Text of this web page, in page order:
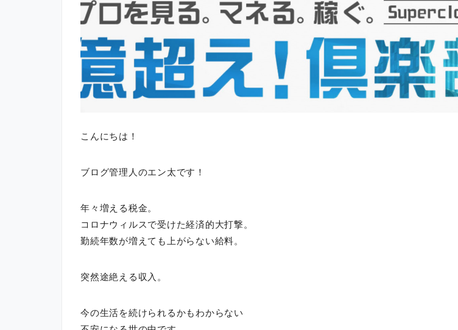
こんにちは！
ブログ管理人のエン太です！
年々増える税金。
コロナウィルスで受けた経済的大打撃。
勤続年数が増えても上がらない給料。
突然途絶える収入。
今の生活を続けられるかもわからない